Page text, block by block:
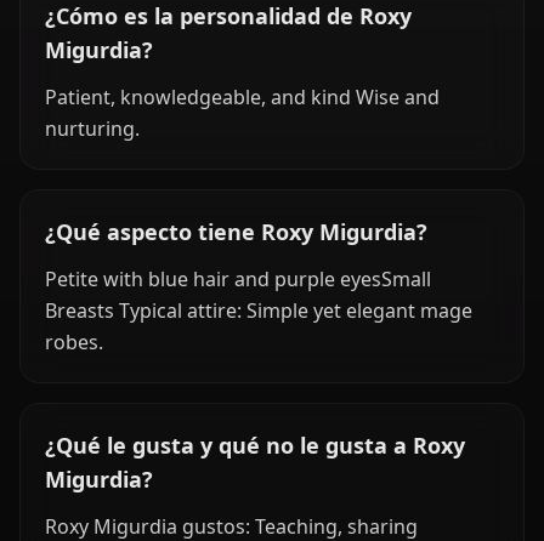
¿Cómo es la personalidad de Roxy
Migurdia?
Patient, knowledgeable, and kind Wise and
nurturing.
¿Qué aspecto tiene Roxy Migurdia?
Petite with blue hair and purple eyesSmall
Breasts Typical attire: Simple yet elegant mage
robes.
¿Qué le gusta y qué no le gusta a Roxy
Migurdia?
Roxy Migurdia gustos: Teaching, sharing